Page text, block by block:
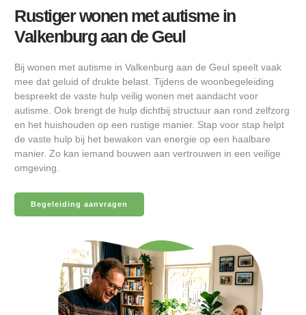
Rustiger wonen met autisme in
Valkenburg aan de Geul
Bij wonen met autisme in Valkenburg aan de Geul speelt vaak
mee dat geluid of drukte belast. Tijdens de woonbegeleiding
bespreekt de vaste hulp veilig wonen met aandacht voor
autisme. Ook brengt de hulp dichtbij structuur aan rond zelfzorg
en het huishouden op een rustige manier. Stap voor stap helpt
de vaste hulp bij het bewaken van energie op een haalbare
manier. Zo kan iemand bouwen aan vertrouwen in een veilige
omgeving.
Begeleiding aanvragen